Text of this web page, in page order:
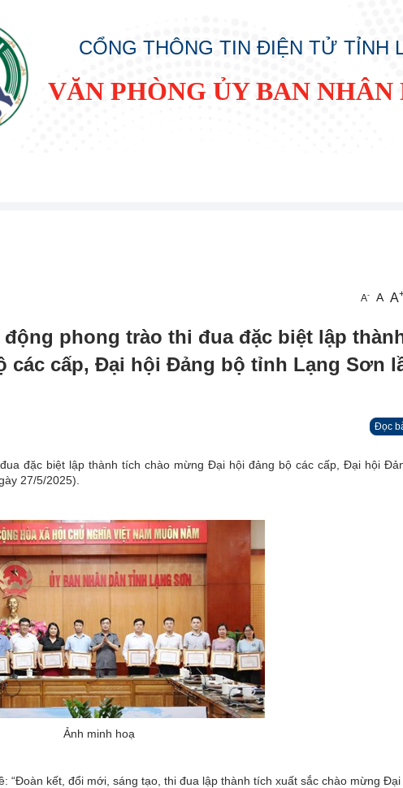
CỔNG THÔNG TIN ĐIỆN TỬ TỈNH
VĂN PHÒNG ỦY BAN
A- A A
phong trào thi đua đặc biệt lập
các cấp, Đại hội Đảng bộ tỉnh Lạng Sơn
Đọc
đặc biệt lập thành tích chào mừng Đại hội đảng bộ các cấp, Đại hội
27/5/2025).
Ảnh minh hoạ
“Đoàn kết, đổi mới, sáng tạo, thi đua lập thành tích xuất sắc chào mừng Đại